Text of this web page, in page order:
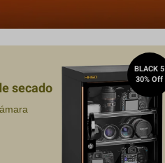
secado
BLACK 5
30% Off